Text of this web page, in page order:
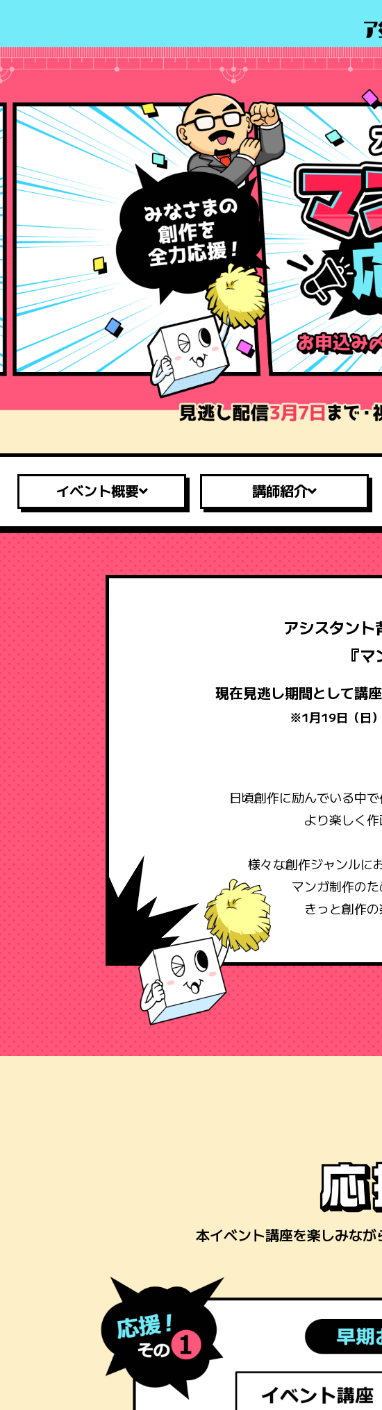
イベント概要 講師紹介
アシスタント
『
現在見逃し期間として講
※1月19日（日
日頃創作に励んでいる中
より楽しく
様々な創作ジャンルに
マンガ制作の
きっと創作
本イベント講座を楽しみな